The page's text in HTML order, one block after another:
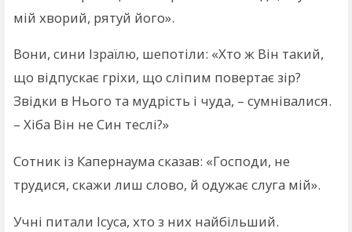
мій хворий, рятуй його».
Вони, сини Ізраїлю, шепотіли: «Хто ж Він такий,
що відпускає гріхи, що сліпим повертає зір?
Звідки в Нього та мудрість і чуда, – сумнівалися.
– Хіба Він не Син теслі?»
Сотник із Капернаума сказав: «Господи, не
трудися, скажи лиш слово, й одужає слуга мій».
Учні питали Ісуса, хто з них найбільший.